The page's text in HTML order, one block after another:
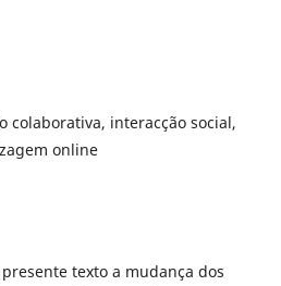
colaborativa, interacção social,
online
texto a mudança dos